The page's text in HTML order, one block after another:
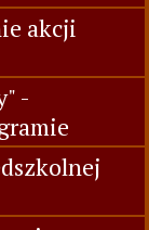
akcji
-